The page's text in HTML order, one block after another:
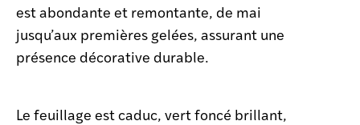
est abondante et remontante, de mai
jusqu’aux premières gelées, assurant une
présence décorative durable.
Le feuillage est caduc, vert foncé brillant,